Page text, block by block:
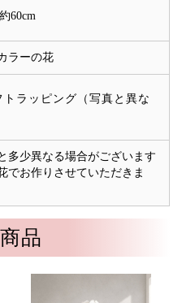
60cm
ラーの花
ラッピング（写真と異な
多少異なる場合がございます
でお作りさせていただきま
品